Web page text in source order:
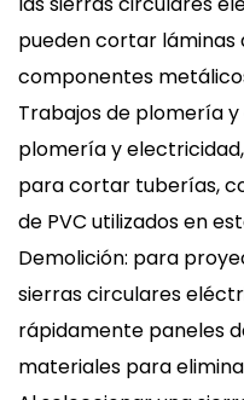
pueden cortar
componentes
Trabajos de plomería
plomería y
para cortar tuberías,
de PVC utilizados en
Demolición: para
sierras circulares
rápidamente paneles
materiales para